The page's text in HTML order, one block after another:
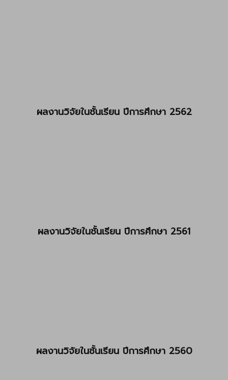
ผลงานวิจัยในชั้นเรียน ปีการศึกษา 2562
ผลงานวิจัยในชั้นเรียน ปีการศึกษา 2561
ผลงานวิจัยในชั้นเรียน ปีการศึกษา 2560